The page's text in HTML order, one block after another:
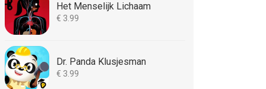
Het Menselijk Lichaam
€ 3.99
Dr. Panda Klusjesman
€ 3.99